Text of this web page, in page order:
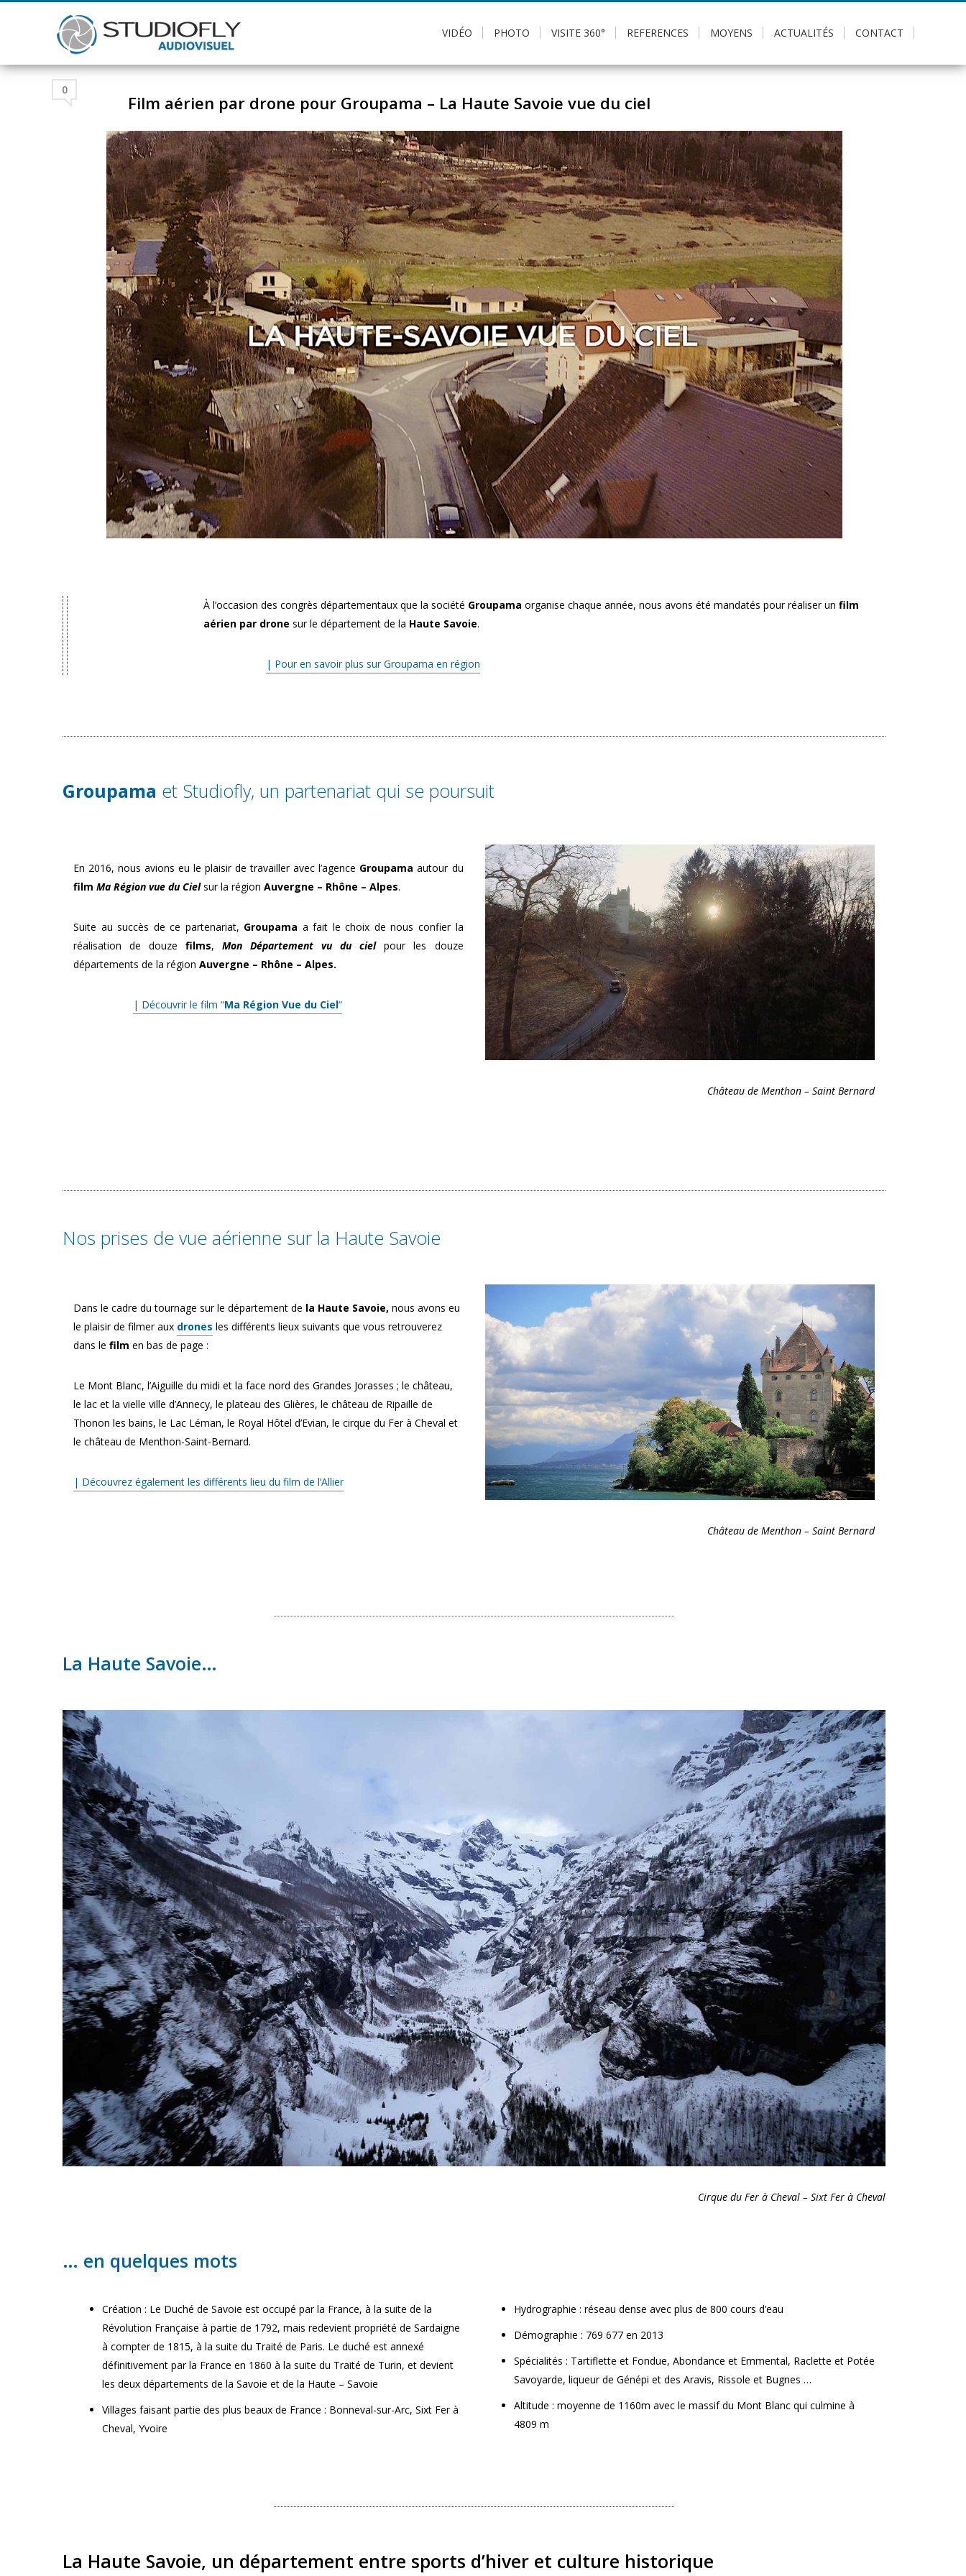
VIDÉO PHOTO VISITE 360° REFERENCES MOYENS ACTUALITÉS CONTACT
0
Film aérien par drone pour Groupama – La Haute Savoie vue du ciel
À l’occasion des congrès départementaux que la société Groupama organise chaque année, nous avons été mandatés pour réaliser un film
aérien par drone sur le département de la Haute Savoie.
| Pour en savoir plus sur Groupama en région
Groupama et Studiofly, un partenariat qui se poursuit
En 2016, nous avions eu le plaisir de travailler avec l’agence Groupama autour du
film Ma Région vue du Cielsur la région Auvergne – Rhône – Alpes.
Suite au succès de ce partenariat, Groupama a fait le choix de nous confier la
réalisation de douzefilms,Mon Département vu du cielpour les douze
départements de la région Auvergne – Rhône – Alpes.
| Découvrir le film “Ma Région Vue du Ciel“
Château de Menthon – Saint Bernard
Nos prises de vue aérienne sur la Haute Savoie
Dans le cadre du tournage sur le département de la Haute Savoie, nous avons eu
le plaisir de filmer aux drones les différents lieux suivants que vous retrouverez
dans le film en bas de page :
Le Mont Blanc, l’Aiguille du midi et la face nord des Grandes Jorasses ; le château,
le lac et la vielle ville d’Annecy, le plateau des Glières, le château de Ripaille de
Thonon les bains, le Lac Léman, le Royal Hôtel d’Evian, le cirque du Fer à Cheval et
le château de Menthon-Saint-Bernard.
| Découvrez également les différents lieu du film de l’Allier
Château de Menthon – Saint Bernard
La Haute Savoie…
Cirque du Fer à Cheval – Sixt Fer à Cheval
… en quelques mots
Création : Le Duché de Savoie est occupé par la France, à la suite de la
Révolution Française à partie de 1792, mais redevient propriété de Sardaigne
à compter de 1815, à la suite du Traité de Paris. Le duché est annexé
définitivement par la France en 1860 à la suite du Traité de Turin, et devient
les deux départements de la Savoie et de la Haute – Savoie
Villages faisant partie des plus beaux de France : Bonneval-sur-Arc, Sixt Fer à
Cheval, Yvoire
Hydrographie : réseau dense avec plus de 800 cours d’eau
Démographie : 769 677 en 2013
Spécialités : Tartiflette et Fondue, Abondance et Emmental, Raclette et Potée
Savoyarde, liqueur de Génépi et des Aravis, Rissole et Bugnes …
Altitude : moyenne de 1160m avec le massif du Mont Blanc qui culmine à
4809 m
La Haute Savoie, un département entre sports d’hiver et culture historique